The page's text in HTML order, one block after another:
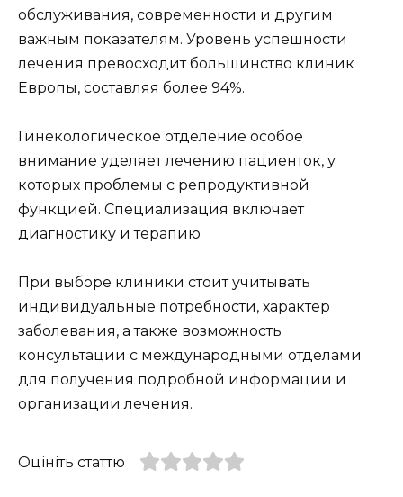
обслуживания, современности и другим
важным показателям. Уровень успешности
лечения превосходит большинство клиник
Европы, составляя более 94%.
Гинекологическое отделение особое
внимание уделяет лечению пациенток, у
которых проблемы с репродуктивной
функцией. Специализация включает
диагностику и терапию
При выборе клиники стоит учитывать
индивидуальные потребности, характер
заболевания, а также возможность
консультации с международными отделами
для получения подробной информации и
организации лечения.
Оцініть статтю